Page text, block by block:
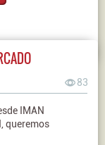
83
IMAN
queremos